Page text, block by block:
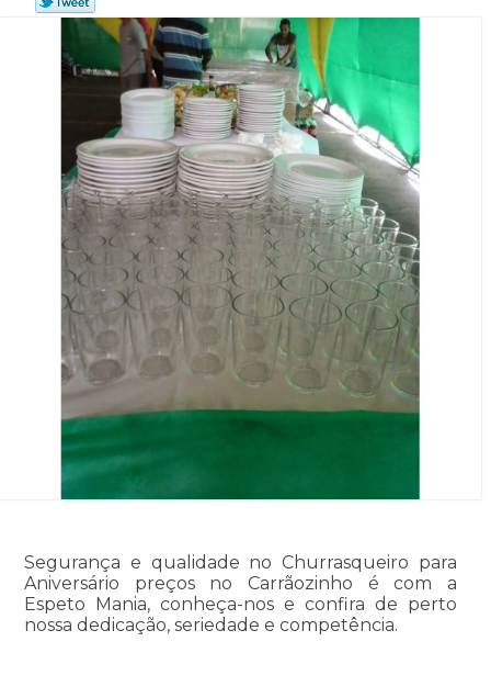
Segurança e qualidade no Churrasqueiro para
Aniversário preços no Carrãozinho é com a
Espeto Mania, conheça-nos e confira de perto
nossa dedicação, seriedade e competência.